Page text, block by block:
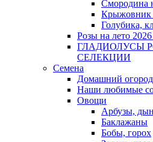
Смородина
Крыжовник
Голубика,
Розы на лето 2026
ГЛАДИОЛУСЫ
СЕЛЕКЦИИ
Семена
Домашний огород
Наши любимые
Овощи
Арбузы,
Баклажаны
Бобы, горох